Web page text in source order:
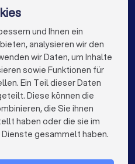
Sie mitbringen
(Mieten, Kapitalerträge etc.)
Steuerberater in München
in Köln
am Main
in Stuttgart
in Düsseldorf
Sie
und Ihnen ein
analysieren wir den
wir Daten, um Inhalte
sowie Funktionen für
Ein Teil dieser Daten
Diese können die
die Sie ihnen
haben oder die sie im
Dienste gesammelt haben.